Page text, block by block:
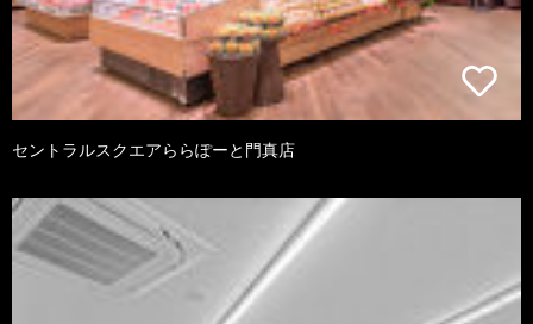
セントラルスクエアららぽーと門真店